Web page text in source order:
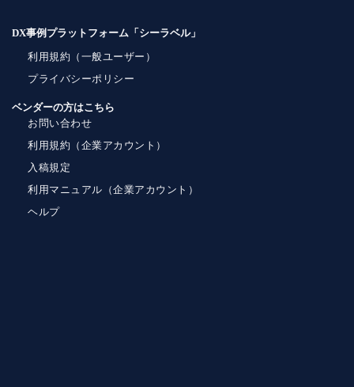
DX事例プラットフォーム「シーラベル」
利用規約（一般ユーザー）
プライバシーポリシー
ベンダーの方はこちら
お問い合わせ
利用規約（企業アカウント）
入稿規定
利用マニュアル（企業アカウント）
ヘルプ